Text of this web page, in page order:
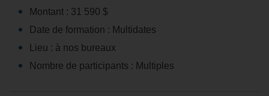
Montant : 31 590 $
Date de formation : Multidates
Lieu : à nos bureaux
Nombre de participants : Multiples